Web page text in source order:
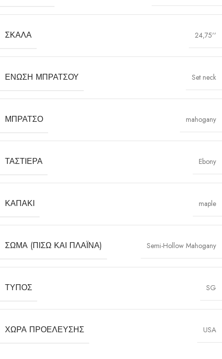
ΣΚΆΛΑ 24,75''
ΈΝΩΣΗ ΜΠΡΆΤΣΟΥ Set neck
ΜΠΡΆΤΣΟ mahogany
ΤΑΣΤΙΈΡΑ Ebony
ΚΑΠΆΚΙ maple
ΣΏΜΑ (ΠΊΣΩ ΚΑΙ ΠΛΑΪΝΆ) Semi-Hollow Mahogany
ΤΎΠΟΣ SG
ΧΏΡΑ ΠΡΟΈΛΕΥΣΗΣ USA